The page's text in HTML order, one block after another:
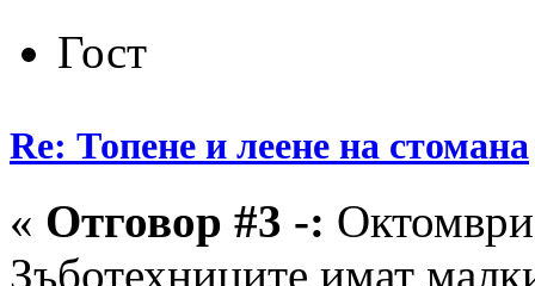
Гост
Re: Топене и леене на стомана
« Отговор #3 -:
Зъботехниците имат